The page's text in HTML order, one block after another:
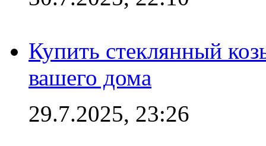
Купить стеклянный
вашего дома
29.7.2025, 23:26